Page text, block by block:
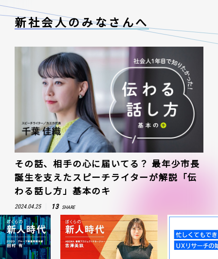
新社会人のみなさんへ
その話、相手の心に届いてる？ 最年少市長
誕生を支えたスピーチライターが解説「伝
わる話し方」基本のキ
2024.04.25 13 SHARE